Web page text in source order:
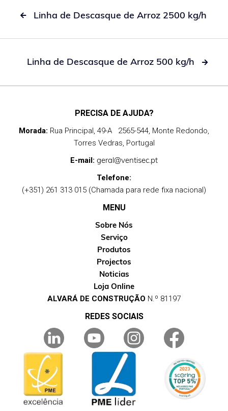
 Linha de Descasque de Arroz 2500 kg/h
Linha de Descasque de Arroz 500 kg/h 
PRECISA DE AJUDA?
Morada: Rua Principal, 49-A 2565-544, Monte Redondo,
Torres Vedras, Portugal
E-mail: geral@ventisec.pt
Telefone:
(+351) 261 313 015 (Chamada para rede fixa nacional)
MENU
Sobre Nós
Serviço
Produtos
Projectos
Noticias
Loja Online
ALVARÁ DE CONSTRUÇÃO N.º 81197
REDES SOCIAIS